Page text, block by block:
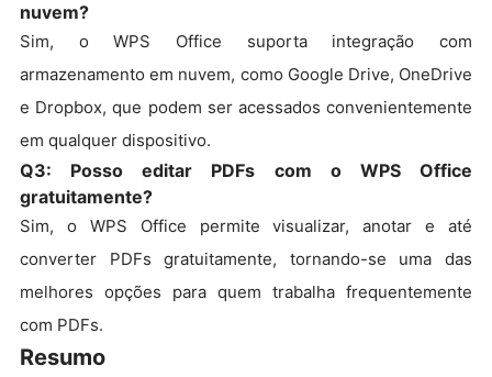
nuvem?
Sim, o WPS Office suporta integração com
armazenamento em nuvem, como Google Drive, OneDrive
e Dropbox, que podem ser acessados convenientemente
em qualquer dispositivo.
Q3: Posso editar PDFs com o WPS Office
gratuitamente?
Sim, o WPS Office permite visualizar, anotar e até
converter PDFs gratuitamente, tornando-se uma das
melhores opções para quem trabalha frequentemente
com PDFs.
Resumo